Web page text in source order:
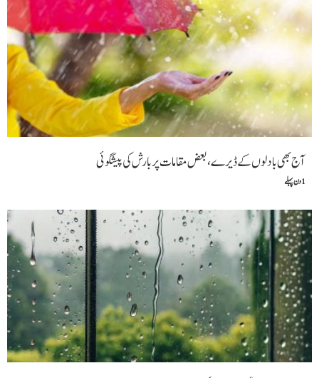
آج بھی بادلوں کے ڈیرے ، بعض مقامات پر بارش کی پیشگوئی
1 دن پہلے